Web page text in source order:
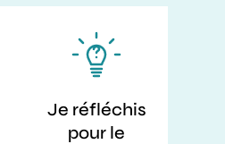
Je réfléchis
pour le